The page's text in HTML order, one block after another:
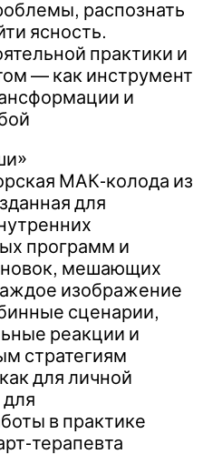
распознать
ясность.
практики и
— как инструмент
и
МАК-колода из
для
программ и
мешающих
изображение
сценарии,
реакции и
стратегиям
для личной
в практике
терапевта